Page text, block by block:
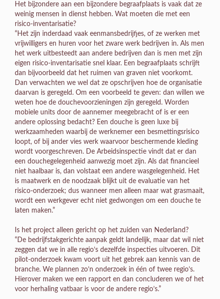
Het bijzondere aan een bijzondere begraafplaats is vaak dat ze
weinig mensen in dienst hebben. Wat moeten die met een
risico-inventarisatie?
“Het zijn inderdaad vaak eenmansbedrijfjes, of ze werken met
vrijwilligers en huren voor het zware werk bedrijven in. Als men
het werk uitbesteedt aan andere bedrijven dan is men met zijn
eigen risico-inventarisatie snel klaar. Een begraafplaats schrijft
dan bijvoorbeeld dat het ruimen van graven niet voorkomt.
Dan verwachten we wel dat ze opschrijven hoe de organisatie
daarvan is geregeld. Om een voorbeeld te geven: dan willen we
weten hoe de douchevoorzieningen zijn geregeld. Worden
mobiele units door de aannemer meegebracht of is er een
andere oplossing bedacht? Een douche is geen luxe bij
werkzaamheden waarbij de werknemer een besmettingsrisico
loopt, of bij ander vies werk waarvoor beschermende kleding
wordt voorgeschreven. De Arbeidsinspectie vindt dat er dan
een douchegelegenheid aanwezig moet zijn. Als dat financieel
niet haalbaar is, dan volstaat een andere wasgelegenheid. Het
is maatwerk en de noodzaak blijkt uit de evaluatie van het
risico-onderzoek; dus wanneer men alleen maar wat grasmaait,
wordt een werkgever echt niet gedwongen om een douche te
laten maken.”
Is het project alleen gericht op het zuiden van Nederland?
“De bedrijfstakgerichte aanpak geldt landelijk, maar dat wil niet
zeggen dat we in alle regio’s dezelfde inspecties uitvoeren. Dit
pilot-onderzoek kwam voort uit het gebrek aan kennis van de
branche. We plannen zo’n onderzoek in één of twee regio’s.
Hierover maken we een rapport en dan concluderen we of het
voor herhaling vatbaar is voor de andere regio’s.”